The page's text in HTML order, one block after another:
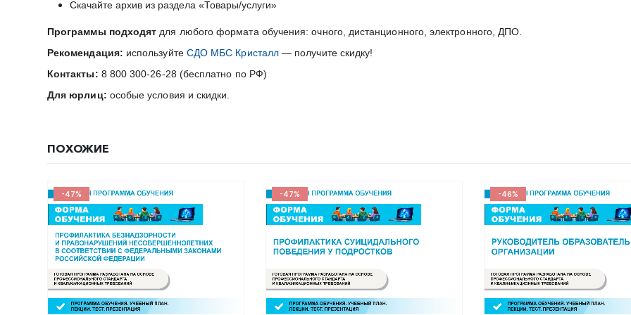
Скачайте архив из раздела «Товары/услуги»
Программы подходят для любого формата обучения: очного, дистанционного, электронного, ДПО.
Рекомендация: используйте СДО МБС Кристалл— получите скидку!
Контакты: 8 800 300-26-28 (бесплатно по РФ)
Для юрлиц: особые условия и скидки.
ПОХОЖИЕ
-47% -47% -46%